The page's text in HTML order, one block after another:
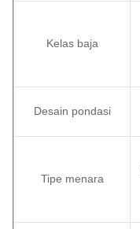
Kelas baja
Desain pondasi
Tipe menara